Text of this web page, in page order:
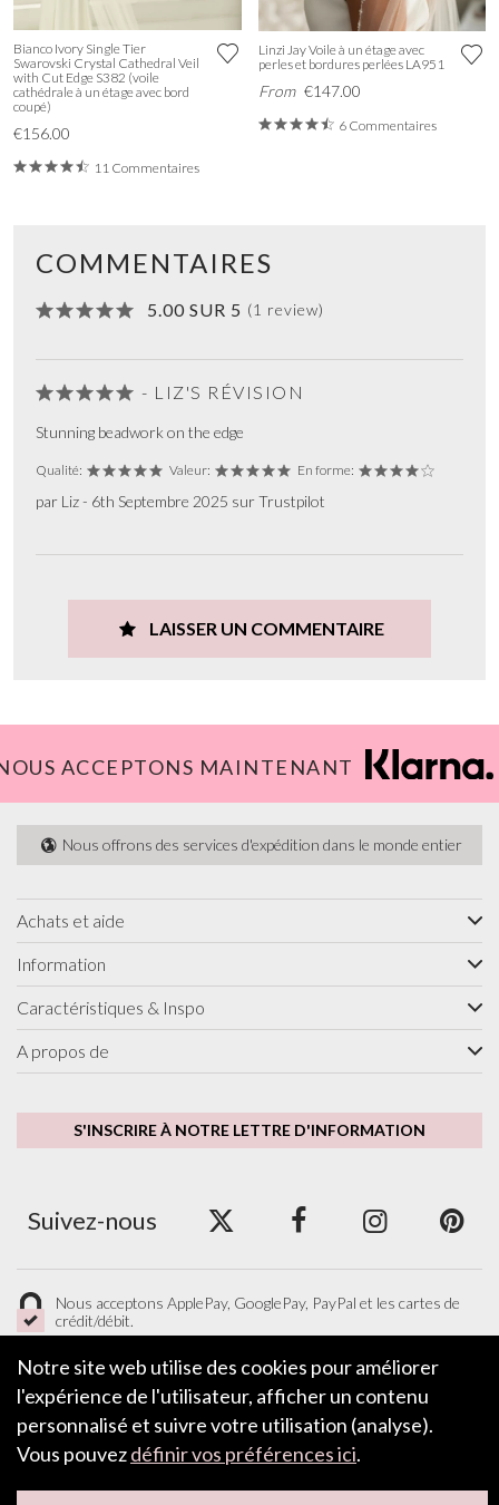
Bianco Ivory Single Tier
Swarovski Crystal Cathedral Veil
with Cut Edge S382 (voile
cathédrale à un étage avec bord
coupé)
€156.00
11 Commentaires
Linzi Jay Voile à un étage avec
perles et bordures perlées LA951
From €147.00
6 Commentaires
COMMENTAIRES
5.00 SUR 5 (1 review)
- LIZ'S RÉVISION
Stunning beadwork on the edge
Qualité: Valeur: En forme:
par Liz - 6th Septembre 2025 sur Trustpilot
LAISSER UN COMMENTAIRE
ACCEPTONS MAINTENANT
Nous offrons des services d'expédition dans le monde entier
Achats et aide
Information
Caractéristiques & Inspo
A propos de
S'INSCRIRE À NOTRE LETTRE D'INFORMATION
Suivez-nous
Nous acceptons ApplePay, GooglePay, PayPal et les cartes de
crédit/débit.
LAISSER UN COMMENTAIRE
Notre site web utilise des cookies pour améliorer
l'expérience de l'utilisateur, afficher un contenu
personnalisé et suivre votre utilisation (analyse).
Vous pouvezdéfinir vos préférences ici.